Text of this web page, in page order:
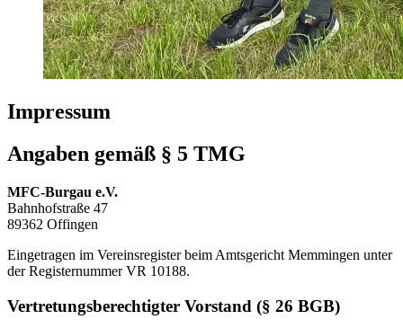
Impressum
Angaben gemäß § 5 TMG
MFC-Burgau e.V.
Bahnhofstraße 47
89362 Offingen
Eingetragen im Vereinsregister beim Amtsgericht Memmingen unter
der Registernummer VR 10188.
Vertretungsberechtigter Vorstand (§ 26 BGB)